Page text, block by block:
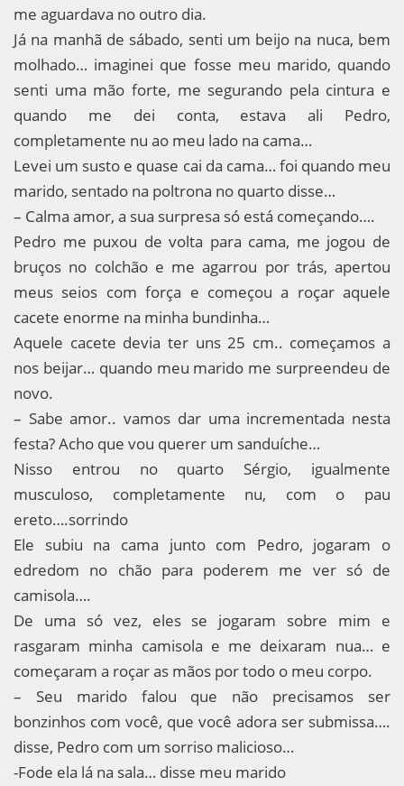
me aguardava no outro dia.
Já na manhã de sábado, senti um beijo na nuca, bem
molhado… imaginei que fosse meu marido, quando
senti uma mão forte, me segurando pela cintura e
quando me dei conta, estava ali Pedro,
completamente nu ao meu lado na cama…
Levei um susto e quase cai da cama… foi quando meu
marido, sentado na poltrona no quarto disse…
– Calma amor, a sua surpresa só está começando….
Pedro me puxou de volta para cama, me jogou de
bruços no colchão e me agarrou por trás, apertou
meus seios com força e começou a roçar aquele
cacete enorme na minha bundinha…
Aquele cacete devia ter uns 25 cm.. começamos a
nos beijar… quando meu marido me surpreendeu de
novo.
– Sabe amor.. vamos dar uma incrementada nesta
festa? Acho que vou querer um sanduíche…
Nisso entrou no quarto Sérgio, igualmente
musculoso, completamente nu, com o pau
ereto….sorrindo
Ele subiu na cama junto com Pedro, jogaram o
edredom no chão para poderem me ver só de
camisola….
De uma só vez, eles se jogaram sobre mim e
rasgaram minha camisola e me deixaram nua… e
começaram a roçar as mãos por todo o meu corpo.
– Seu marido falou que não precisamos ser
bonzinhos com você, que você adora ser submissa….
disse, Pedro com um sorriso malicioso…
-Fode ela lá na sala… disse meu marido